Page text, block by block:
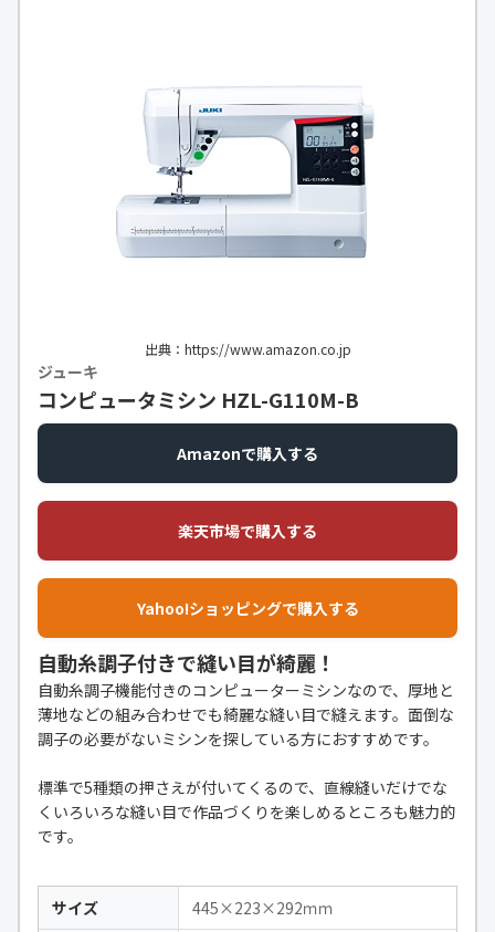
出典：https://www.amazon.co.jp
ジューキ
コンピュータミシン HZL-G110M-B
Amazonで購入する
楽天市場で購入する
Yahoo!ショッピングで購入する
自動糸調子付きで縫い目が綺麗！
自動糸調子機能付きのコンピューターミシンなので、厚地と
薄地などの組み合わせでも綺麗な縫い目で縫えます。面倒な
調子の必要がないミシンを探している方におすすめです。
標準で5種類の押さえが付いてくるので、直線縫いだけでな
くいろいろな縫い目で作品づくりを楽しめるところも魅力的
です。
サイズ
445×223×292ｍｍ